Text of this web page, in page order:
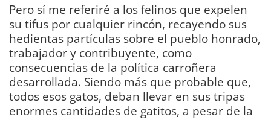
Pero sí me referiré a los felinos que expelen
su tifus por cualquier rincón, recayendo sus
hedientas partículas sobre el pueblo honrado,
trabajador y contribuyente, como
consecuencias de la política carroñera
desarrollada. Siendo más que probable que,
todos esos gatos, deban llevar en sus tripas
enormes cantidades de gatitos, a pesar de la